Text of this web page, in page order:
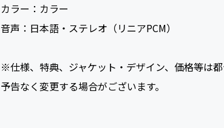
カラー： カラー
音声： 日本語・ステレオ（リニアPCM）
※仕様、特典、ジャケット・デザイン、価格等は
予告なく変更する場合がございます。